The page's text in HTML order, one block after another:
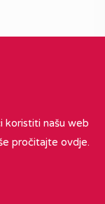
koristiti našu web
pročitajte ovdje.